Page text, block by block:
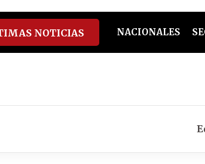
youtube
spotify
NOTICIAS NACIONALES